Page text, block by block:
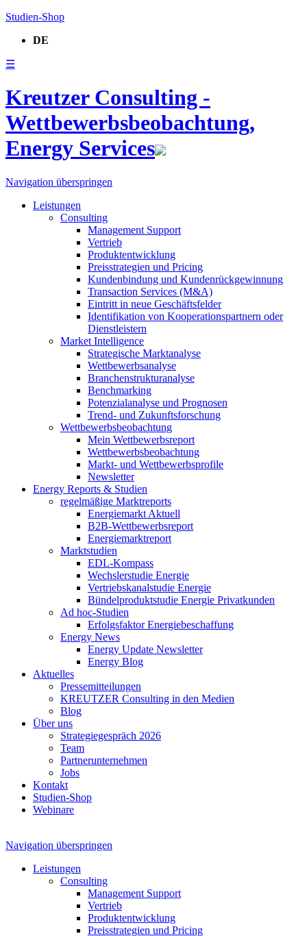
Studien-Shop
DE
☰
Kreutzer Consulting -
Wettbewerbsbeobachtung,
Energy Services
Navigation überspringen
Leistungen
Consulting
Management Support
Vertrieb
Produktentwicklung
Preisstrategien und Pricing
Kundenbindung und Kundenrückgewinnung
Transaction Services (M&A)
Eintritt in neue Geschäftsfelder
Identifikation von Kooperationspartnern oder
Dienstleistern
Market Intelligence
Strategische Marktanalyse
Wettbewerbsanalyse
Branchenstrukturanalyse
Benchmarking
Potenzialanalyse und Prognosen
Trend- und Zukunftsforschung
Wettbewerbs­beobachtung
Mein Wettbewerbsreport
Wettbewerbsbeobachtung
Markt- und Wettbewerbsprofile
Newsletter
Energy Reports & Studien
regelmäßige Marktreports
Energiemarkt Aktuell
B2B-Wettbewerbsreport
Energiemarktreport
Marktstudien
EDL-Kompass
Wechslerstudie Energie
Vertriebskanalstudie Energie
Bündelproduktstudie Energie Privatkunden
Ad hoc-Studien
Erfolgsfaktor Energiebeschaffung
Energy News
Energy Update Newsletter
Energy Blog
Aktuelles
Pressemitteilungen
KREUTZER Consulting in den Medien
Blog
Über uns
Strategiegespräch 2026
Team
Partnerunternehmen
Jobs
Kontakt
Studien-Shop
Webinare
Navigation überspringen
Leistungen
Consulting
Management Support
Vertrieb
Produktentwicklung
Preisstrategien und Pricing